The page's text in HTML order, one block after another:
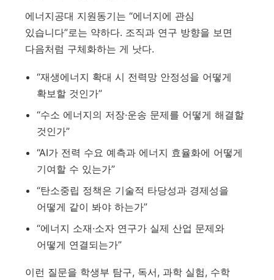
에너지공대 지원동기는 “에너지에 관심
있습니다”로는 약하다. 조직과 연구 방향을 보면
다음처럼 구체화하는 게 낫다.
“재생에너지 확대 시 전력망 안정성을 어떻게
확보할 것인가”
“수소 에너지의 저장·운송 문제를 어떻게 해결할
것인가”
“AI가 전력 수요 예측과 에너지 효율화에 어떻게
기여할 수 있는가”
“탄소중립 정책은 기술적 타당성과 경제성을
어떻게 같이 봐야 하는가”
“에너지 소재·소자 연구가 실제 산업 문제와
어떻게 연결되는가”
이런 질문을 학생부 탐구, 독서, 과학 실험, 수학